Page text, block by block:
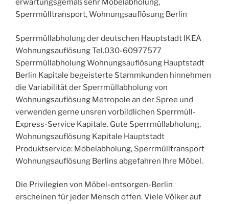
erwartungsgemäß sehr Möbelabholung,
Sperrmülltransport, Wohnungsauflösung Berlin
Sperrmüllabholung der deutschen Hauptstadt IKEA
Wohnungsauflösung Tel.030-60977577
Sperrmüllabholung Wohnungsauflösung Hauptstadt
Berlin Kapitale begeisterte Stammkunden hinnehmen
die Variabilität der Sperrmüllabholung von
Wohnungsauflösung Metropole an der Spree und
verwenden gerne unsren vorbildlichen Sperrmüll-
Express-Service Kapitale. Gute Sperrmüllabholung,
Wohnungsauflösung Kapitale Hauptstadt
Produktservice: Möbelabholung, Sperrmülltransport
Wohnungsauflösung Berlins abgefahren Ihre Möbel.
Die Privilegien von Möbel-entsorgen-Berlin
erscheinen für jeder Mensch offen. Viele Völker auf